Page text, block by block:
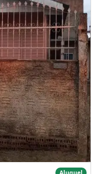
Sena